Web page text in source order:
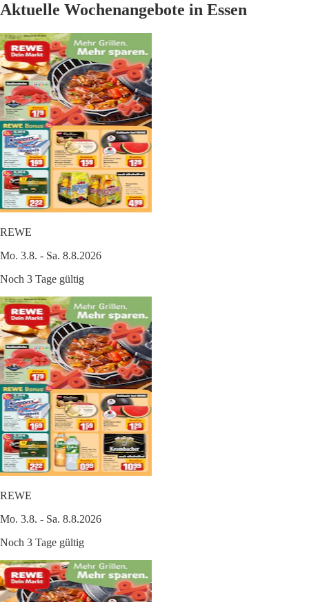
Aktuelle Wochenangebote in Essen
REWE
Mo. 3.8. - Sa. 8.8.2026
Noch 3 Tage gültig
REWE
Mo. 3.8. - Sa. 8.8.2026
Noch 3 Tage gültig